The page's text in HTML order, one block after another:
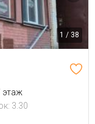
1 / 38
этаж
3.30